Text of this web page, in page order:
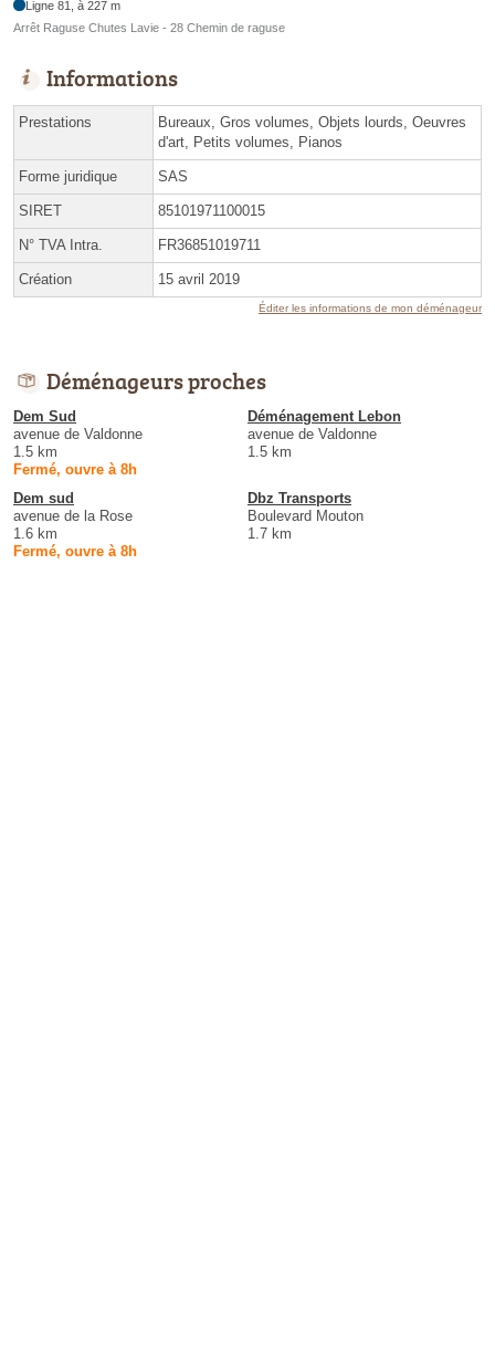
Ligne 81, à 227 m
Arrêt Raguse Chutes Lavie - 28 Chemin de raguse
Informations
Prestations
Bureaux, Gros volumes, Objets lourds, Oeuvres
d'art, Petits volumes, Pianos
Forme juridique SAS
SIRET 85101971100015
N° TVA Intra. FR36851019711
Création 15 avril 2019
Éditer les informations de mon déménageur
Déménageurs proches
Dem Sud
avenue de Valdonne
1.5 km
Fermé, ouvre à 8h
Déménagement Lebon
avenue de Valdonne
1.5 km
Dem sud
avenue de la Rose
1.6 km
Fermé, ouvre à 8h
Dbz Transports
Boulevard Mouton
1.7 km